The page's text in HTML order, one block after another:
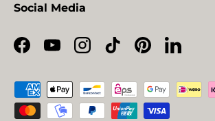
Social Media
Facebook
YouTubeInstagram
TikTokPinterestLinkedIn
Geaccepteerde betaalmethoden